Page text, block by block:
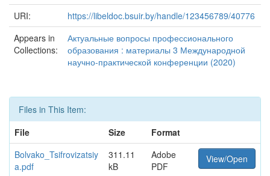
URI:
https://libeldoc.bsuir.by/handle/123456789/40776
Appears in
Collections:
Актуальные вопросы профессионального
образования : материалы 3 Международной
научно-практической конференции (2020)
Files in This Item:
File
Size
Format
Bolvako_Tsifrovizatsiy
a.pdf
311.11
kB
Adobe
PDF
View/Open